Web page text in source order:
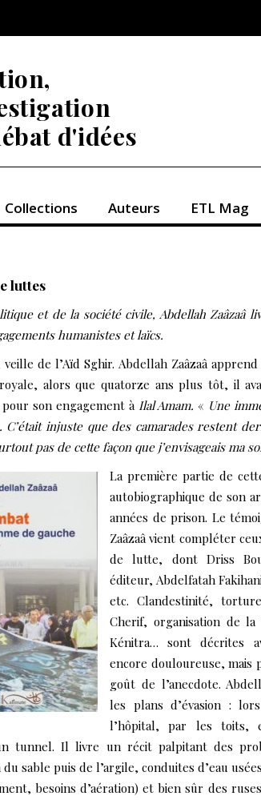
d'idées
Collections Auteurs ETL Mag
luttes
et de la société civile, Abdellah Zaâzaâ
humanistes et laïcs.
veille de l’Aïd Sghir. Abdellah Zaâzaâ
alors que quatorze ans plus tôt, il
son engagement à Ilal Amam. « Une
C’était injuste que des camarades restent
pas de cette façon que j’envisageais ma
La première partie de
autobiographique de son
années de prison. Le
Zaâzaâ vient compléter
de lutte, dont Driss
éditeur, Abdelfatah
etc. Clandestinité,
Cherif, organisation de
Kénitra… sont décrites
encore douloureuse, mais
goût de l’anecdote.
les plans d’évasion :
l’hôpital, par les toits,
tunnel. Il livre un récit palpitant des
du sable puis de l’argile, conduites d’eau
besoins d’aération) et bien sûr des